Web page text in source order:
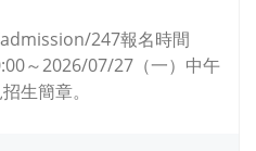
247報名時間
～2026/07/27（一）中午
生簡章。